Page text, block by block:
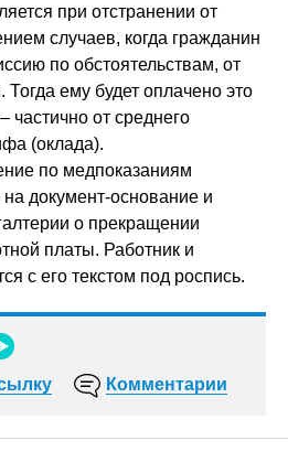
при отстранении от
случаев, когда гражданин
по обстоятельствам, от
ему будет оплачено это
частично от среднего
(оклада).
по медпоказаниям
документ-основание и
о прекращении
платы. Работник и
с его текстом под роспись.
Комментарии